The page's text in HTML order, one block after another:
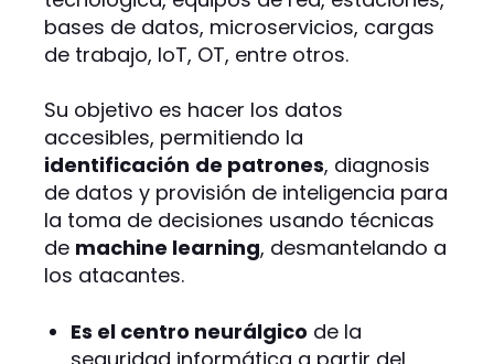
bases de datos, microservicios, cargas
de trabajo, loT, OT, entre otros.
Su objetivo es hacer los datos
accesibles, permitiendo la
identificación de patrones, diagnosis
de datos y provisión de inteligencia para
la toma de decisiones usando técnicas
de machine learning, desmantelando a
los atacantes.
Es el centro neurálgico de la